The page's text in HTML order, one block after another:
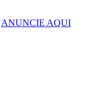
ANUNCIE AQUI